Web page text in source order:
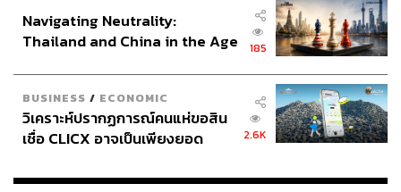
ABOUT THE PHOTOGRAPHER
ช่างภาพข่าว ประจำสำนักข่าว THE
STANDARD
Navigating Neutrality:
Thailand and China in the Age
185
BUSINESS / ECONOMIC
วิเคราะห์ปรากฏการณ์คนแห่ขอสิน
เชื่อ CLICX อาจเป็นเพียงยอด
เรือนไทยที่ถูกซุกไว้
2.6K